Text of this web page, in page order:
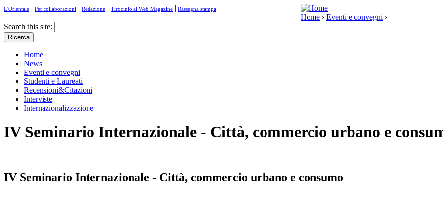
L'Orientale | Per collaborazioni | Redazione | Tirocinio al Web Magazine | Rassegna stampa
Home › Eventi e convegni ›
Search this site:
Home
News
Eventi e convegni
Studenti e Laureati
Recensioni&Citazioni
Interviste
Internazionalizzazione
IV Seminario Internazionale - Città, commercio urbano e
IV Seminario Internazionale - Città, commercio urbano e consumo